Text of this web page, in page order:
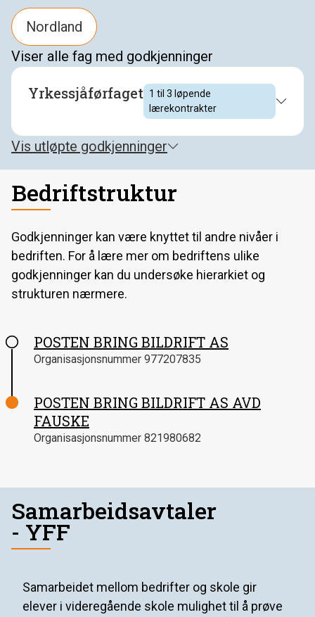
Nordland
Viser alle fag med godkjenninger
Yrkessjåførfaget 1 til 3 løpende
lærekontrakter
Nordland
1 til 3 løpende lærekontrakter
Vis utløpte godkjenninger
Bedriftstruktur
Godkjenninger kan være knyttet til andre nivåer i
bedriften. For å lære mer om bedriftens ulike
godkjenninger kan du undersøke hierarkiet og
strukturen nærmere.
POSTEN BRING BILDRIFT AS
Organisasjonsnummer 977207835
POSTEN BRING BILDRIFT AS AVD
FAUSKE
Organisasjonsnummer 821980682
Samarbeidsavtaler
- YFF
Samarbeidet mellom bedrifter og skole gir
elever i videregående skole mulighet til å prøve